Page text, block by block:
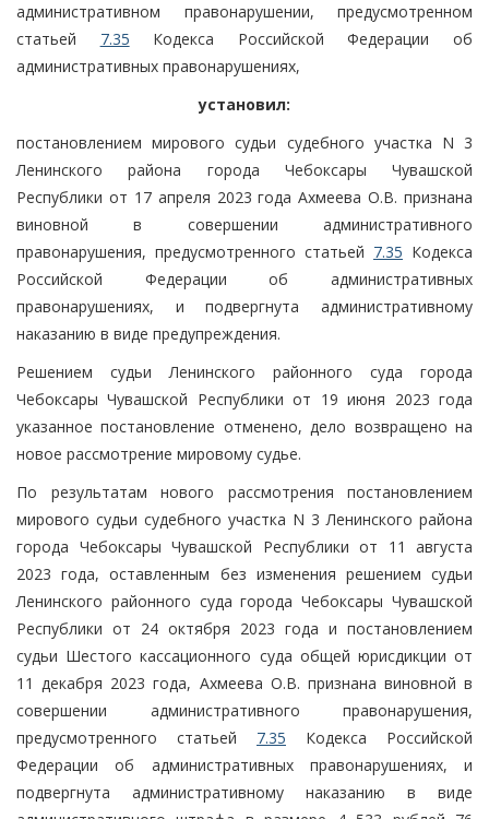
административном правонарушении, предусмотренном
статьей 7.35 Кодекса Российской Федерации об
административных правонарушениях,
установил:
постановлением мирового судьи судебного участка N 3
Ленинского района города Чебоксары Чувашской
Республики от 17 апреля 2023 года Ахмеева О.В. признана
виновной в совершении административного
правонарушения, предусмотренного статьей 7.35 Кодекса
Российской Федерации об административных
правонарушениях, и подвергнута административному
наказанию в виде предупреждения.
Решением судьи Ленинского районного суда города
Чебоксары Чувашской Республики от 19 июня 2023 года
указанное постановление отменено, дело возвращено на
новое рассмотрение мировому судье.
По результатам нового рассмотрения постановлением
мирового судьи судебного участка N 3 Ленинского района
города Чебоксары Чувашской Республики от 11 августа
2023 года, оставленным без изменения решением судьи
Ленинского районного суда города Чебоксары Чувашской
Республики от 24 октября 2023 года и постановлением
судьи Шестого кассационного суда общей юрисдикции от
11 декабря 2023 года, Ахмеева О.В. признана виновной в
совершении административного правонарушения,
предусмотренного статьей 7.35 Кодекса Российской
Федерации об административных правонарушениях, и
подвергнута административному наказанию в виде